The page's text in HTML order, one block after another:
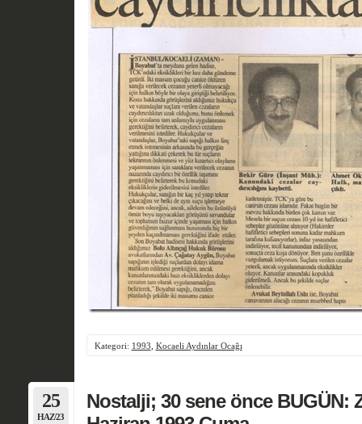
Kategori: 1993 Kocaeli Aydınlar Ocağı
25
HAZ/23
Nostalji; 30 sene önce BUGÜN: